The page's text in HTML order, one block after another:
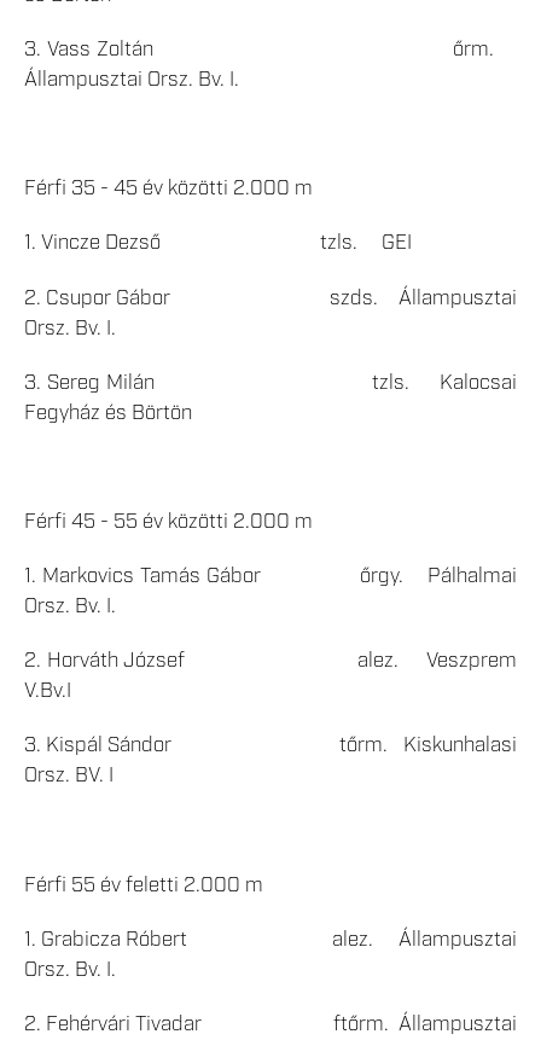
3. Vass Zoltán őrm.
Állampusztai Orsz. Bv. I.
Férfi 35 - 45 év közötti 2.000 m
1. Vincze Dezső tzls. GEI
2. Csupor Gábor szds. Állampusztai
Orsz. Bv. I.
3. Sereg Milán tzls. Kalocsai
Fegyház és Börtön
Férfi 45 - 55 év közötti 2.000 m
1. Markovics Tamás Gábor őrgy. Pálhalmai
Orsz. Bv. I.
2. Horváth József alez. Veszprem
V.Bv.I
3. Kispál Sándor tőrm. Kiskunhalasi
Orsz. BV. I
Férfi 55 év feletti 2.000 m
1. Grabicza Róbert alez. Állampusztai
Orsz. Bv. I.
2. Fehérvári Tivadar ftőrm. Állampusztai